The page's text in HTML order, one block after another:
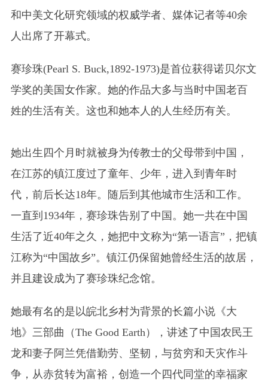
和中美文化研究领域的权威学者、媒体记者等40余
人出席了开幕式。
赛珍珠(Pearl S. Buck,1892-1973)是首位获得诺贝尔文
学奖的美国女作家。她的作品大多与当时中国老百
姓的生活有关。这也和她本人的人生经历有关。
她出生四个月时就被身为传教士的父母带到中国，
在江苏的镇江度过了童年、少年，进入到青年时
代，前后长达18年。随后到其他城市生活和工作。
一直到1934年，赛珍珠告别了中国。她一共在中国
生活了近40年之久，她把中文称为“第一语言”，把镇
江称为“中国故乡”。镇江仍保留她曾经生活的故居，
并且建设成为了赛珍珠纪念馆。
她最有名的是以皖北乡村为背景的长篇小说《大
地》 三部曲 （The Good Earth），讲述了中国农民王
龙和妻子阿兰凭借勤劳、坚韧，与贫穷和天灾作斗
争，从赤贫转为富裕，创造一个四代同堂的幸福家